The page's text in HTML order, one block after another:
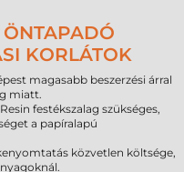
ÖNTAPADÓ
KORLÁTOK
magasabb beszerzési árral
miatt.
festékszalag szükséges,
a papíralapú
közvetlen költsége,